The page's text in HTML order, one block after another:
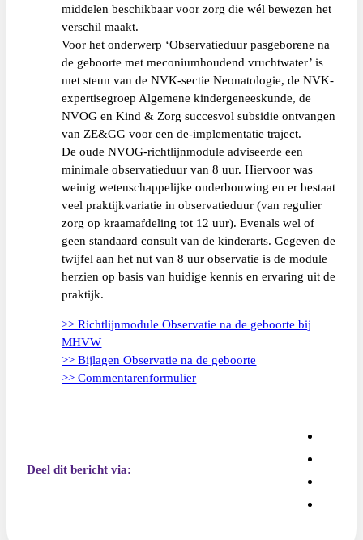
middelen beschikbaar voor zorg die wél bewezen het
verschil maakt.
Voor het onderwerp ‘Observatieduur pasgeborene na
de geboorte met meconiumhoudend vruchtwater’ is
met steun van de NVK-sectie Neonatologie, de NVK-
expertisegroep Algemene kindergeneeskunde, de
NVOG en Kind & Zorg succesvol subsidie ontvangen
van ZE&GG voor een de-implementatie traject.
De oude NVOG-richtlijnmodule adviseerde een
minimale observatieduur van 8 uur. Hiervoor was
weinig wetenschappelijke onderbouwing en er bestaat
veel praktijkvariatie in observatieduur (van regulier
zorg op kraamafdeling tot 12 uur). Evenals wel of
geen standaard consult van de kinderarts. Gegeven de
twijfel aan het nut van 8 uur observatie is de module
herzien op basis van huidige kennis en ervaring uit de
praktijk.
>> Richtlijnmodule Observatie na de geboorte bij
MHVW
>> Bijlagen Observatie na de geboorte
>> Commentarenformulier
Deel dit bericht via: